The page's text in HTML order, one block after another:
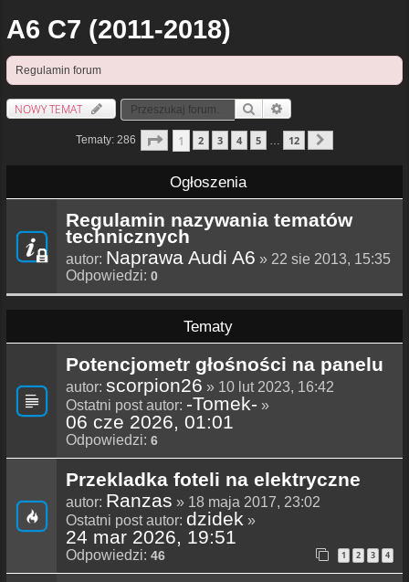
A6 C7 (2011-2018)
Regulamin forum
NOWY TEMAT Szukaj
Tematy: 286 Strona1 12
1 2 3 4 5 12
Ogłoszenia
Regulamin nazywania tematów
technicznych
autor: Naprawa Audi A6 » 22 sie 2013, 15:35
Odpowiedzi: 0
Tematy
Potencjometr głośności na panelu
autor: scorpion26 » 10 lut 2023, 16:42
Ostatni post autor: -Tomek- »
06 cze 2026, 01:01
Odpowiedzi: 6
Przekladka foteli na elektryczne
autor: Ranzas » 18 maja 2017, 23:02
Ostatni post autor: dzidek »
24 mar 2026, 19:51
Odpowiedzi: 46 1 2 3 4